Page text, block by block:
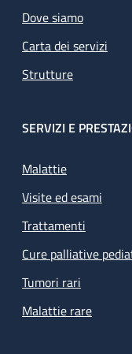
Dove siamo
Carta dei servizi
Strutture
SERVIZI E
Malattie
Visite ed esami
Trattamenti
Cure palliative
Tumori rari
Malattie rare